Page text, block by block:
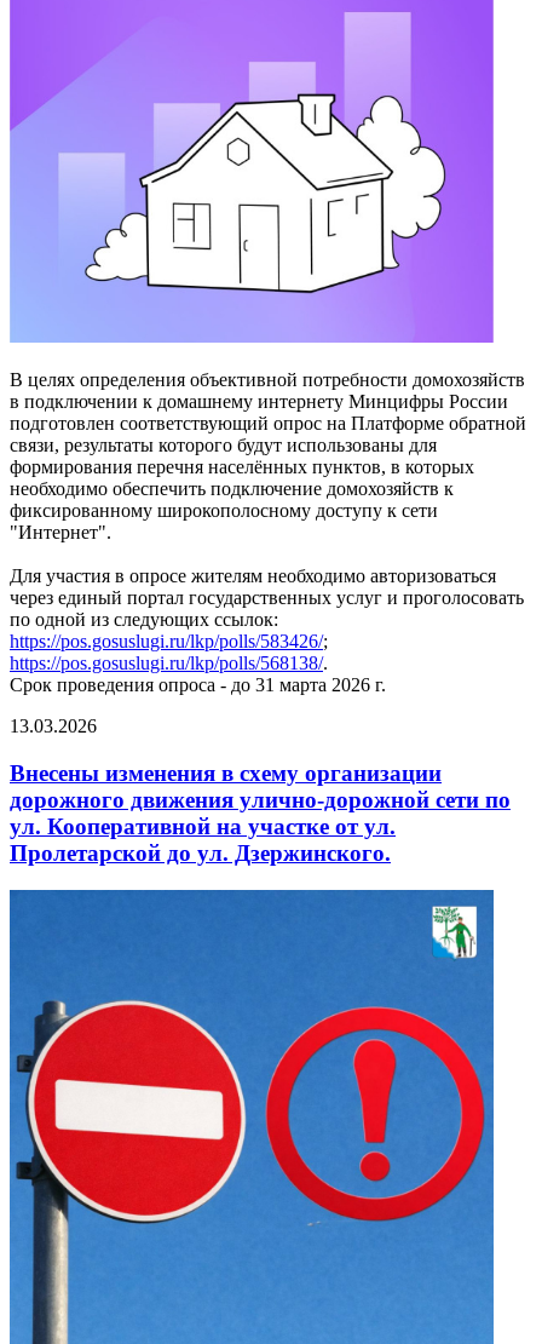
В целях определения объективной потребности домохозяйств
в подключении к домашнему интернету Минцифры России
подготовлен соответствующий опрос на Платформе обратной
связи, результаты которого будут использованы для
формирования перечня населённых пунктов, в которых
необходимо обеспечить подключение домохозяйств к
фиксированному широкополосному доступу к сети
"Интернет".
Для участия в опросе жителям необходимо авторизоваться
через единый портал государственных услуг и проголосовать
по одной из следующих ссылок:
https://pos.gosuslugi.ru/lkp/polls/583426/;
https://pos.gosuslugi.ru/lkp/polls/568138/.
Срок проведения опроса - до 31 марта 2026 г.
13.03.2026
Внесены изменения в схему организации
дорожного движения улично-дорожной сети по
ул. Кооперативной на участке от ул.
Пролетарской до ул. Дзержинского.